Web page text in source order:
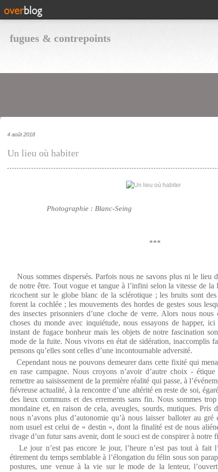
fugues & contrepoints
4 août 2018
Un lieu où habiter
Photographie : Blanc-Seing
***
Nous sommes dispersés. Parfois nous ne savons plus ni le lieu
de notre être. Tout vogue et tangue à l’infini selon la vitesse de
ricochent sur le globe blanc de la sclérotique ; les bruits sont
forent la cochlée ; les mouvements des hordes de gestes sous
des insectes prisonniers d’une cloche de verre. Alors nous nous
choses du monde avec inquiétude, nous essayons de happer,
instant de fugace bonheur mais les objets de notre fascination
mode de la fuite. Nous vivons en état de sidération, inaccomplis
pensons qu’elles sont celles d’une incontournable adversité.
Cependant nous ne pouvons demeurer dans cette fixité qui
en rase campagne. Nous croyons n’avoir d’autre choix -
remettre au saisissement de la première réalité qui passe, à
fiévreuse actualité, à la rencontre d’une altérité en reste de soi,
des lieux communs et des errements sans fin. Nous sommes
mondaine et, en raison de cela, aveugles, sourds, mutiques. Pris
nous n’avons plus d’autonomie qu’à nous laisser balloter au
nom usuel est celui de « destin », dont la finalité est de nous
rivage d’un futur sans avenir, dont le souci est de conspirer à notre
Le jour n’est pas encore le jour, l’heure n’est pas tout à fait
étirement du temps semblable à l’élongation du félin sous son
postures, une venue à la vie sur le mode de la lenteur,